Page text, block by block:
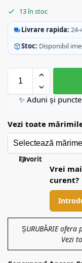
13 în stoc
Livrare rapida: 24-
Stoc: Disponibil
✨ Aduni și
Vezi toate
Favorit
Vrei
curent?
ȘURUBĂRIE
Vezi